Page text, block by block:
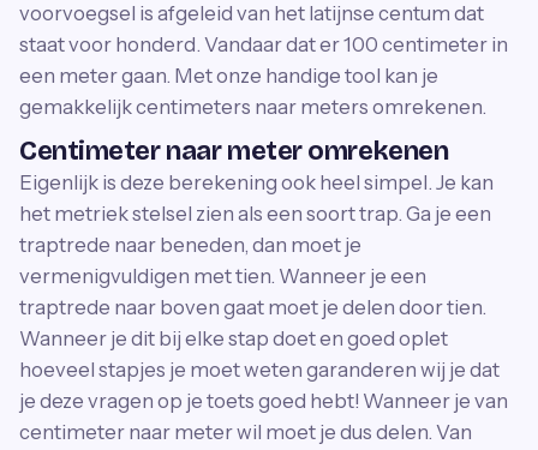
voorvoegsel is afgeleid van het latijnse centum dat
staat voor honderd. Vandaar dat er 100 centimeter in
een meter gaan. Met onze handige tool kan je
gemakkelijk centimeters naar meters omrekenen.
Centimeter naar meter omrekenen
Eigenlijk is deze berekening ook heel simpel. Je kan
het metriek stelsel zien als een soort trap. Ga je een
traptrede naar beneden, dan moet je
vermenigvuldigen met tien. Wanneer je een
traptrede naar boven gaat moet je delen door tien.
Wanneer je dit bij elke stap doet en goed oplet
hoeveel stapjes je moet weten garanderen wij je dat
je deze vragen op je toets goed hebt! Wanneer je van
centimeter naar meter wil moet je dus delen. Van